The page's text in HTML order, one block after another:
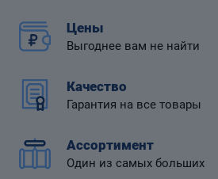
Цены
Выгоднее вам не найти
Качество
Гарантия на все товары
Ассортимент
Один из самых больших